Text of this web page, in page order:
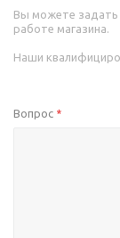
Вы можете задать
работе магазина.
Наши
Вопрос *